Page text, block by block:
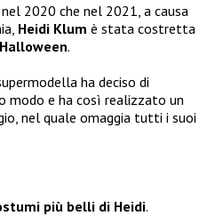
2020 che nel 2021, a causa
Heidi Klum è stata costretta
Halloween.
ha deciso di
modo e ha così realizzato un
nel quale omaggia tutti i suoi
più belli di Heidi.